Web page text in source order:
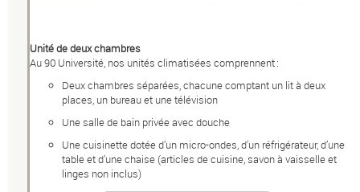
Unité de deux chambres
Au 90 Université, nos unités climatisées comprennent :
Deux chambres séparées, chacune comptant un lit à deux
places, un bureau et une télévision
Une salle de bain privée avec douche
Une cuisinette dotée d’un micro-ondes, d’un réfrigérateur, d’une
table et d’une chaise (articles de cuisine, savon à vaisselle et
linges non inclus)